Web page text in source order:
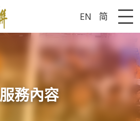
EN 简
服務內容